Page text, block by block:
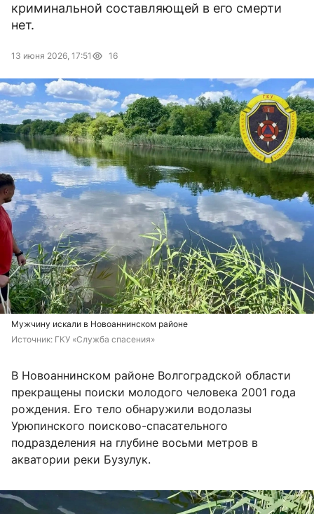
криминальной составляющей в его смерти
нет.
13 июня 2026, 17:51 16
Мужчину искали в Новоаннинском районе
Источник: ГКУ «Служба спасения»
В Новоаннинском районе Волгоградской области
прекращены поиски молодого человека 2001 года
рождения. Его тело обнаружили водолазы
Урюпинского поисково-спасательного
подразделения на глубине восьми метров в
акватории реки Бузулук.